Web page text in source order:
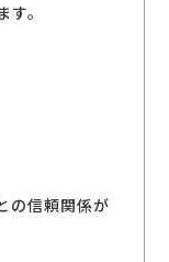
。
の信頼関係が